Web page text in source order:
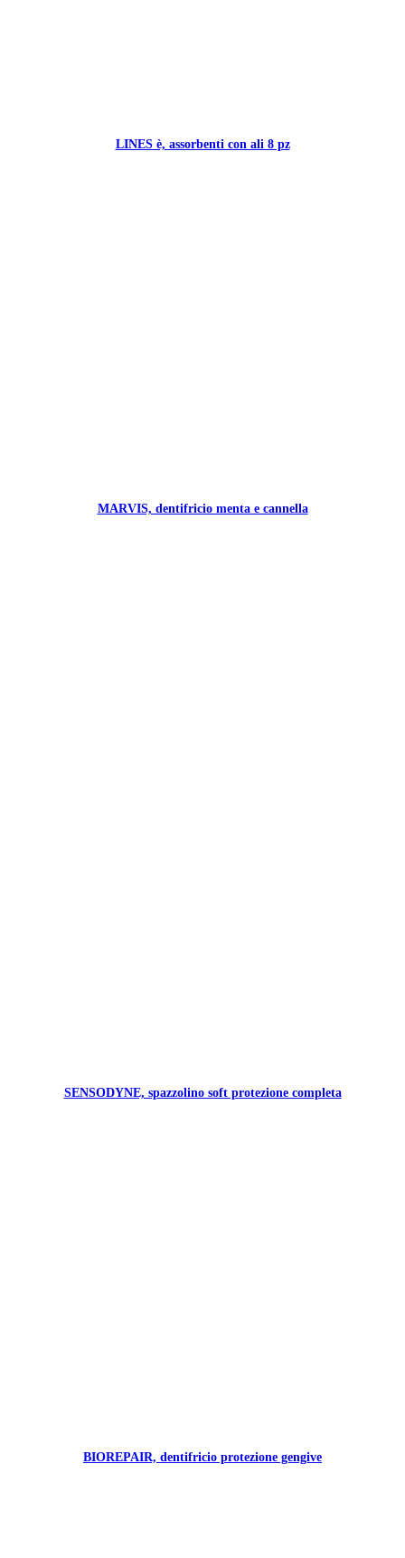
LINES è, assorbenti con ali 8 pz
MARVIS, dentifricio menta e cannella
SENSODYNE, spazzolino soft protezione completa
BIOREPAIR, dentifricio protezione gengive